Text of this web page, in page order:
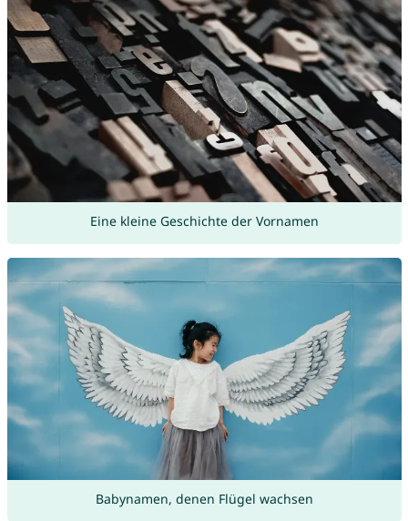
Eine kleine Geschichte der Vornamen
Babynamen, denen Flügel wachsen